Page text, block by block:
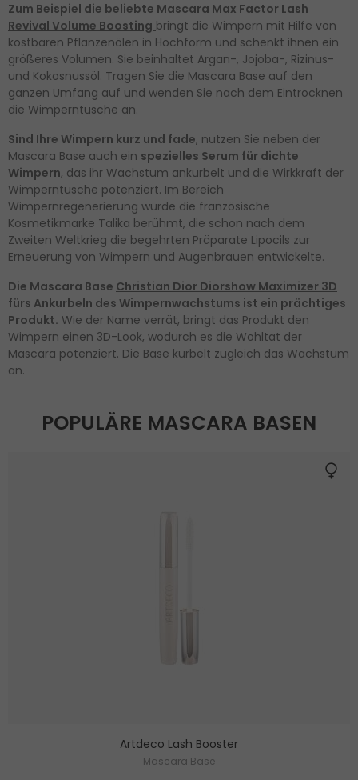
Zum Beispiel die beliebte Mascara Max Factor Lash
Revival Volume Boosting bringt die Wimpern mit Hilfe von
kostbaren Pflanzenölen in Hochform und schenkt ihnen ein
größeres Volumen. Sie beinhaltet Argan-, Jojoba-, Rizinus-
und Kokosnussöl. Tragen Sie die Mascara Base auf den
ganzen Umfang auf und wenden Sie nach dem Eintrocknen
die Wimperntusche an.
Sind Ihre Wimpern kurz und fade, nutzen Sie neben der
Mascara Base auch ein spezielles Serum für dichte
Wimpern, das ihr Wachstum ankurbelt und die Wirkkraft der
Wimperntusche potenziert. Im Bereich
Wimpernregenerierung wurde die französische
Kosmetikmarke Talika berühmt, die schon nach dem
Zweiten Weltkrieg die begehrten Präparate Lipocils zur
Erneuerung von Wimpern und Augenbrauen entwickelte.
Die Mascara Base Christian Dior Diorshow Maximizer 3D
fürs Ankurbeln des Wimpernwachstums ist ein prächtiges
Produkt. Wie der Name verrät, bringt das Produkt den
Wimpern einen 3D-Look, wodurch es die Wohltat der
Mascara potenziert. Die Base kurbelt zugleich das Wachstum
an.
POPULÄRE MASCARA BASEN
Artdeco Lash Booster
Mascara Base